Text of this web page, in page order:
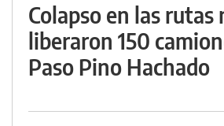
Colapso en las rutas
liberaron 150
Paso Pino Hachado